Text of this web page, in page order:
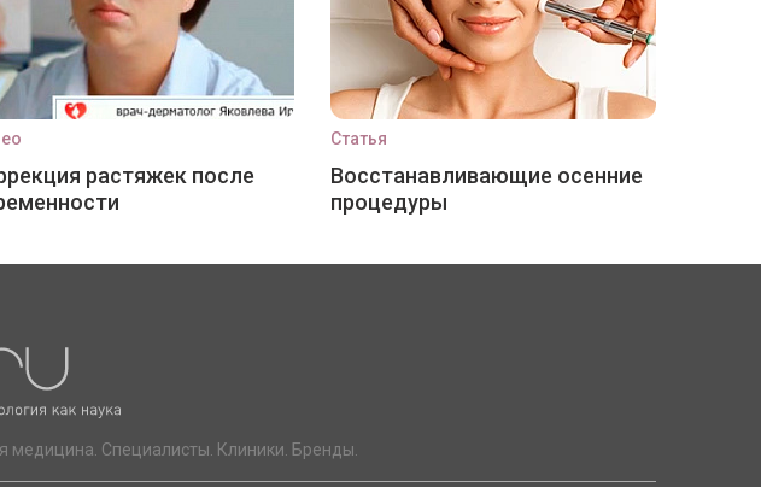
растяжек после
Статья
Восстанавливающие осенние
процедуры
медицина. Специалисты. Клиники. Бренды.